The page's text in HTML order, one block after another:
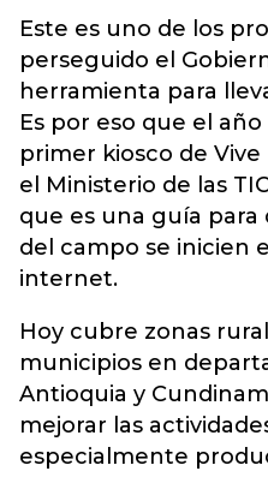
Este es uno de los
perseguido el
herramienta para
Es por eso que el
primer kiosco de
el Ministerio de las
que es una guía para
del campo se inicien
internet.
Hoy cubre zonas
municipios en
Antioquia y
mejorar las
especialmente